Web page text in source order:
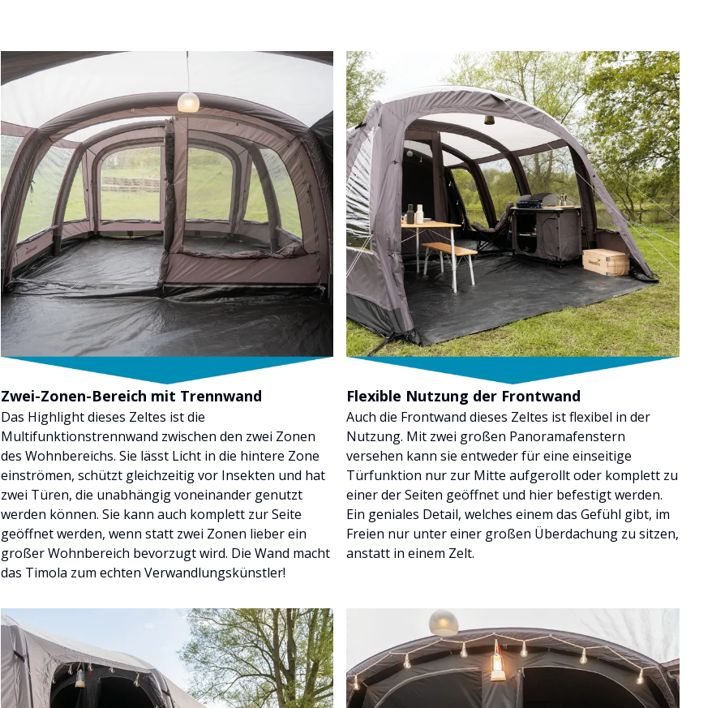
Zwei-Zonen-Bereich mit Trennwand
Das Highlight dieses Zeltes ist die
Multifunktionstrennwand zwischen den zwei Zonen
des Wohnbereichs. Sie lässt Licht in die hintere Zone
einströmen, schützt gleichzeitig vor Insekten und hat
zwei Türen, die unabhängig voneinander genutzt
werden können. Sie kann auch komplett zur Seite
geöffnet werden, wenn statt zwei Zonen lieber ein
großer Wohnbereich bevorzugt wird. Die Wand macht
das Timola zum echten Verwandlungskünstler!
Flexible Nutzung der Frontwand
Auch die Frontwand dieses Zeltes ist flexibel in der
Nutzung. Mit zwei großen Panoramafenstern
versehen kann sie entweder für eine einseitige
Türfunktion nur zur Mitte aufgerollt oder komplett zu
einer der Seiten geöffnet und hier befestigt werden.
Ein geniales Detail, welches einem das Gefühl gibt, im
Freien nur unter einer großen Überdachung zu sitzen,
anstatt in einem Zelt.